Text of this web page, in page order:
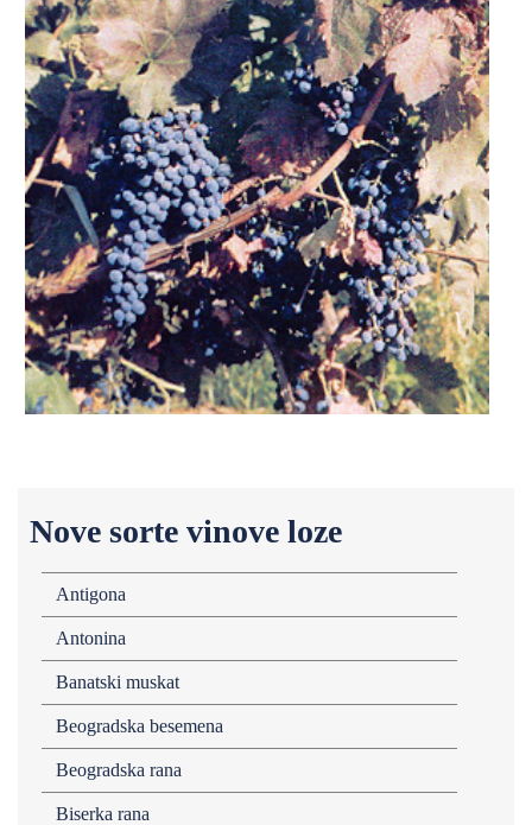
Nove sorte vinove loze
Antigona
Antonina
Banatski muskat
Beogradska besemena
Beogradska rana
Biserka rana